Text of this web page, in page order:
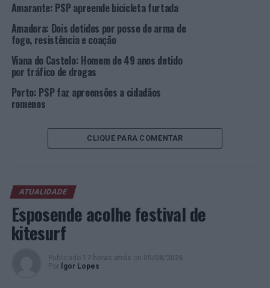
Foi verificado na posse dos suspeitos os artigos que
haviam sido roubados minutos antes, bem como
vestuário utilizado para dificultar a sua identificação,
Uma das vítimas teve que ser transportada para uma
unidade hospitalar, por ter sido agredida pelo grupo. A
outra vitima deste roubo não apresentou quaisquer
Os detidos foram presentes no Tribunal Judicial da
prisão preventiva.
Foto: DR.
DESTAQUE
PSP
Amarante: PSP apreende bicicleta furtada
Amadora: Dois detidos por posse de arma de
fogo, resistência e coação
Viana do Castelo: Homem de 49 anos detido
por tráfico de drogas
Porto: PSP faz apreensões a cidadãos
romenos
CLIQUE PARA COMENTAR
ATUALIDADE
Esposende acolhe festival de
kitesurf
Publicado 17 horas atrás on 05/08/2026
Por
Ígor Lopes